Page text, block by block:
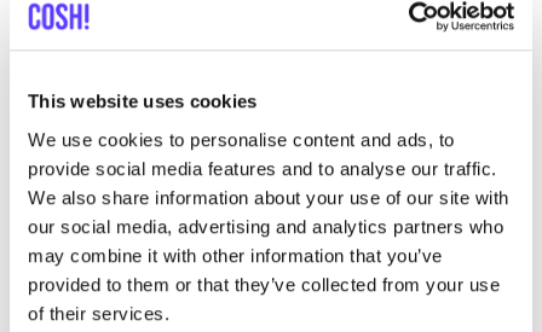
This website uses cookies
We use cookies to personalise content and ads, to
provide social media features and to analyse our traffic.
We also share information about your use of our site with
our social media, advertising and analytics partners who
may combine it with other information that you’ve
provided to them or that they’ve collected from your use
of their services.
Bezoek website